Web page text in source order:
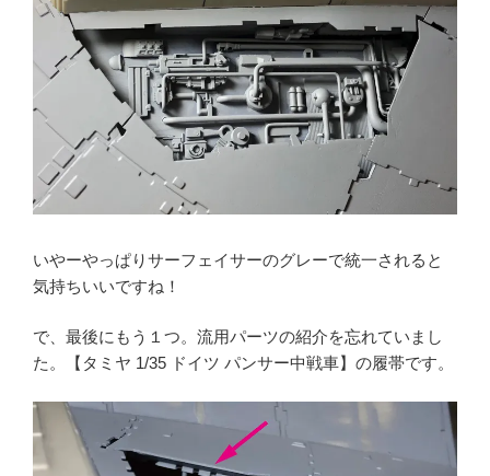
いやーやっぱりサーフェイサーのグレーで統一されると
気持ちいいですね！
で、最後にもう１つ。流用パーツの紹介を忘れていまし
た。【タミヤ 1/35 ドイツ パンサー中戦車】の履帯です。